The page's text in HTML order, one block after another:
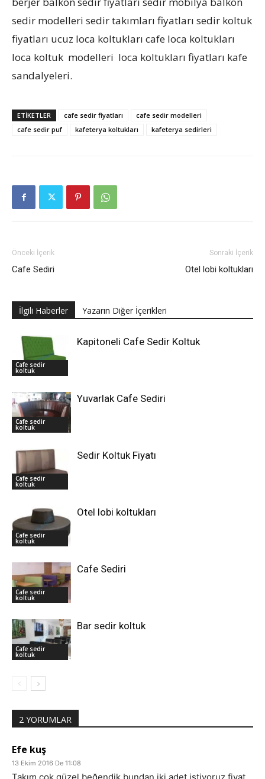
sedir modelleri sedir takımları fiyatları sedir koltuk
fiyatları ucuz loca koltukları cafe loca koltukları
loca koltuk modelleri loca koltukları fiyatları kafe
sandalyeleri.
ETIKETLER cafe sedir fiyatları
cafe sedir modelleri
cafe sedir puf
kafeterya koltukları kafeterya sedirleri
Önceki İçerik
Cafe Sediri
Sonraki İçerik
Otel lobi koltukları
İlgili Haberler Yazarın Diğer İçerikleri
Cafe sedir
koltuk
Kapitoneli Cafe Sedir Koltuk
Cafe sedir
koltuk
Yuvarlak Cafe Sediri
Cafe sedir
koltuk
Sedir Koltuk Fiyatı
Cafe sedir
koltuk
Otel lobi koltukları
Cafe sedir
koltuk
Cafe Sediri
Cafe sedir
koltuk
Bar sedir koltuk
2 YORUMLAR
Efe kuş
13 Ekim 2016 De 11:08